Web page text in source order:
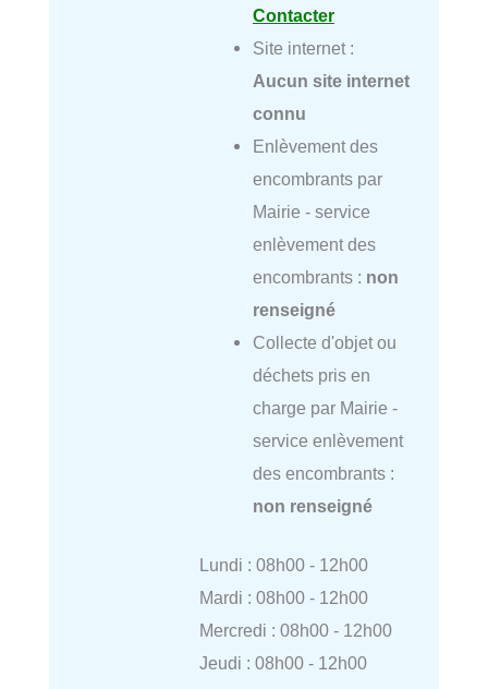
Contacter
Site internet :
Aucun site internet
connu
Enlèvement des
encombrants par
Mairie - service
enlèvement des
encombrants : non
renseigné
Collecte d'objet ou
déchets pris en
charge par Mairie -
service enlèvement
des encombrants :
non renseigné
Lundi : 08h00 - 12h00
Mardi : 08h00 - 12h00
Mercredi : 08h00 - 12h00
Jeudi : 08h00 - 12h00